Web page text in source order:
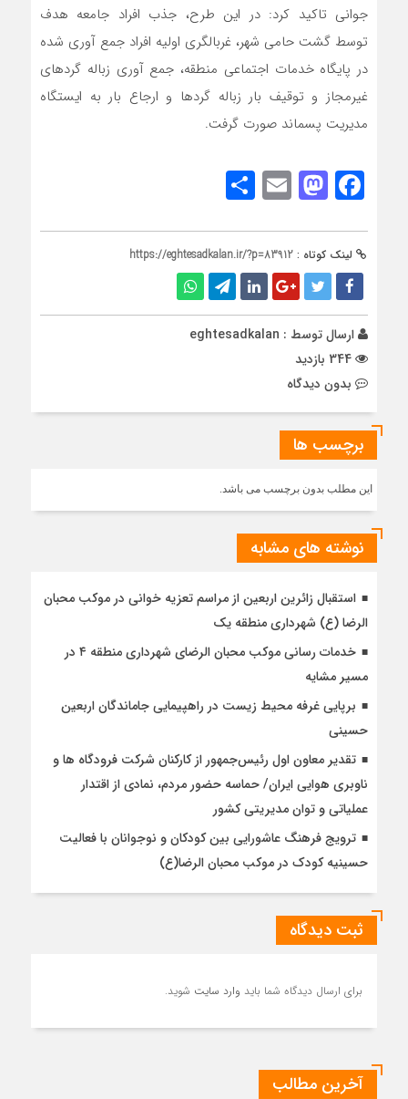
جوانی تاکید کرد: در این طرح، جذب افراد جامعه هدف
توسط گشت حامی شهر، غربالگری اولیه افراد جمع آوری شده
در پایگاه خدمات اجتماعی منطقه، جمع آوری زباله گردهای
غیرمجاز و توقیف بار زباله گردها و ارجاع بار به ایستگاه
مدیریت پسماند صورت گرفت.
Facebook
Mastodon
Email
لینک کوتاه : https://eghtesadkalan.ir/?p=83912
ارسال توسط : eghtesadkalan
بدون دیدگاه
برچسب ها
این مطلب بدون برچسب می باشد.
نوشته های مشابه
استقبال زائرین اربعین از مراسم تعزیه خوانی در موکب محبان
الرضا (ع) شهرداری منطقه یک
خدمات رسانی موکب محبان الرضای شهرداری منطقه ۴ در
مسیر مشایه
برپایی غرفه محیط زیست در راهپیمایی جاماندگان اربعین
حسینی
تقدیر معاون اول رئیس‌جمهور از کارکنان شرکت فرودگاه ها و
ناوبری هوایی ایران/ حماسه حضور مردم، نمادی از اقتدار
عملیاتی و توان مدیریتی کشور
ترویج فرهنگ عاشورایی بین کودکان و نوجوانان با فعالیت
حسینیه کودک در موکب محبان الرضا(ع)
ثبت دیدگاه
برای ارسال دیدگاه شما باید وارد سایت شوید.
آخرین مطالب